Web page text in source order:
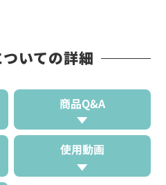
いての詳細
商品Q&A
使用動画